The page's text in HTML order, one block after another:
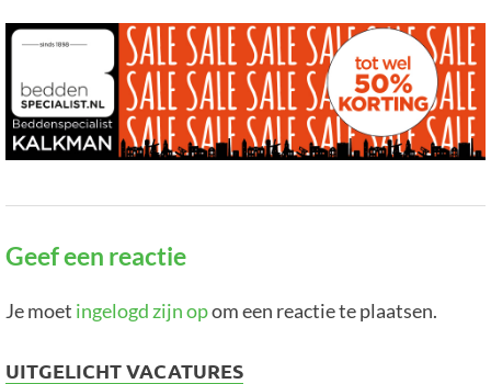
Geef een reactie
Je moet ingelogd zijn opom een reactie te plaatsen.
UITGELICHT VACATURES